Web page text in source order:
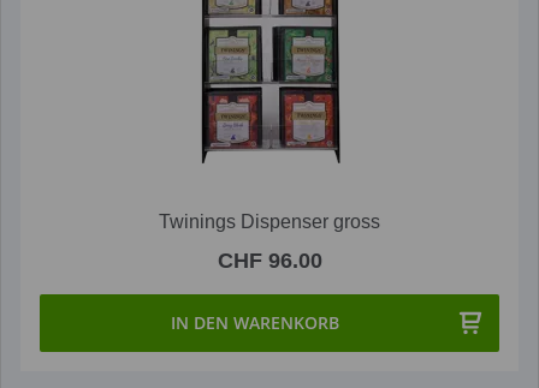
Twinings Dispenser gross
CHF 96.00
IN DEN WARENKORB